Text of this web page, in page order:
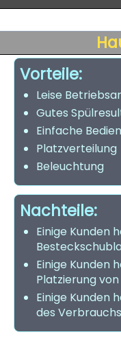
Vorteile:
Leise
Gutes
Einfache
Platzverteilung
Beleuchtung
Nachteile:
Einige Kunden
Einige Kunden
Platzierung
Einige Kunden
des Verbrauchs